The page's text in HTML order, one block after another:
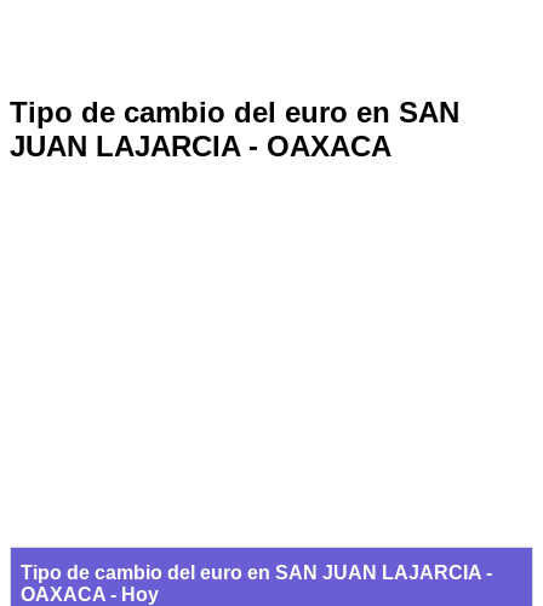
Tipo de cambio del euro en SAN
JUAN LAJARCIA - OAXACA
Tipo de cambio del euro en SAN JUAN LAJARCIA -
OAXACA - Hoy